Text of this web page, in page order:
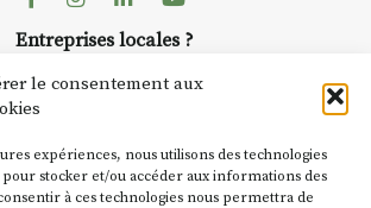
le consentement aux
expériences, nous utilisons des technologies
pour stocker et/ou accéder aux informations des
à ces technologies nous permettra de
Entreprises locales ?
toute l'actu de Strada